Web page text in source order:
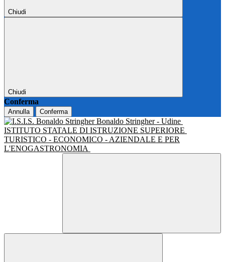
Chiudi
Chiudi
Conferma
Annulla Conferma
Bonaldo Stringher - Udine
ISTITUTO STATALE DI ISTRUZIONE SUPERIORE
TURISTICO - ECONOMICO - AZIENDALE E PER
L'ENOGASTRONOMIA